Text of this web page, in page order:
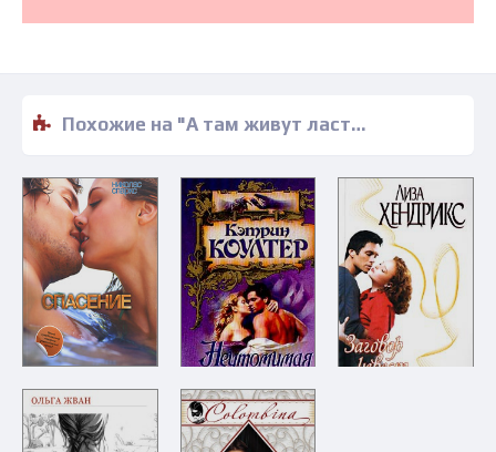
Похожие на "А там живут ласточки - Ольга Жван" книги читать бесплатно полные версии